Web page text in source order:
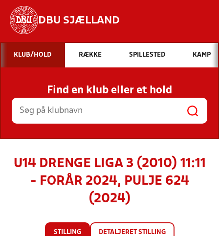
DBU SJÆLLAND
Hvad vil du søge efter?
INDHOLD OG NYHEDER
STILLINGER, RESULTATER, KLUBBER OG
HOLD
KLUB/HOLD RÆKKE SPILLESTED KAMP
Find en klub eller et hold
U14 DRENGE LIGA 3 (2010) 11:11
- FORÅR 2024, PULJE 624
(2024)
STILLING DETALJERET STILLING